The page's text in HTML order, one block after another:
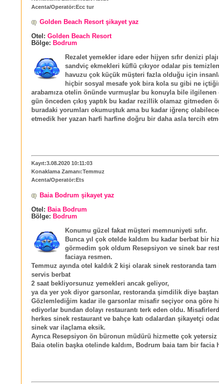
Acenta/Operatör:Ecc tur
Golden Beach Resort şikayet yaz
Otel: Golden Beach Resort
Bölge: Bodrum
Rezalet yemekler idare eder hijyen sıfır denizi
sandviç ekmekleri küflü çıkıyor odalar pis
havuzu çok küçük müşteri fazla olduğu için
hiçbir sosyal mesafe yok bira kola su gibi ne
arabamıza otelin önünde vurmuşlar bu konuyla bile ilgilenen
gün önceden çıkış yaptık bu kadar rezillik olamaz gitmeden
buradaki yorumları okumuştuk ama bu kadar iğrenç
etmedik her yazan harfi harfine doğru bir daha asla tercih
Kayıt:3.08.2020 10:11:03
Konaklama Zamanı:Temmuz
Acenta/Operatör:Ets
Baia Bodrum şikayet yaz
Otel: Baia Bodrum
Bölge: Bodrum
Konumu güzel fakat müşteri memnuniyeti sıfır.
Bunca yıl çok otelde kaldım bu kadar berbat bir
görmedim şok oldum Resepsiyon ve sinek bar
faciaya resmen.
Temmuz ayında otel kaldık 2 kişi olarak sinek restoranda tam
servis berbat
2 saat bekliyorsunuz yemekleri ancak geliyor,
ya da yer yok diyor garsonlar, restoranda şimdilik diye baştan
Gözlemlediğim kadar ile garsonlar misafir seçiyor ona göre
ediyorlar bundan dolayı restaurantı terk eden oldu.
herkes sinek restaurant ve bahçe katı odalardan şikayetçi
sinek var ilaçlama eksik.
Ayrıca Resepsiyon ön büronun müdürü hizmette çok
Baia otelin başka otelinde kaldım, Bodrum baia tam bir facia